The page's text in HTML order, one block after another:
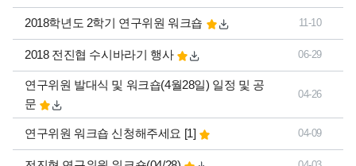
2018학년도 2학기 연구위원 워크숍 11-10
2018 전진협 수시바라기 행사 06-29
연구위원 발대식 및 워크숍(4월28일) 일정 및 공
문
04-26
연구위원 워크숍 신청해주세요 댓글
[1]개 04-09